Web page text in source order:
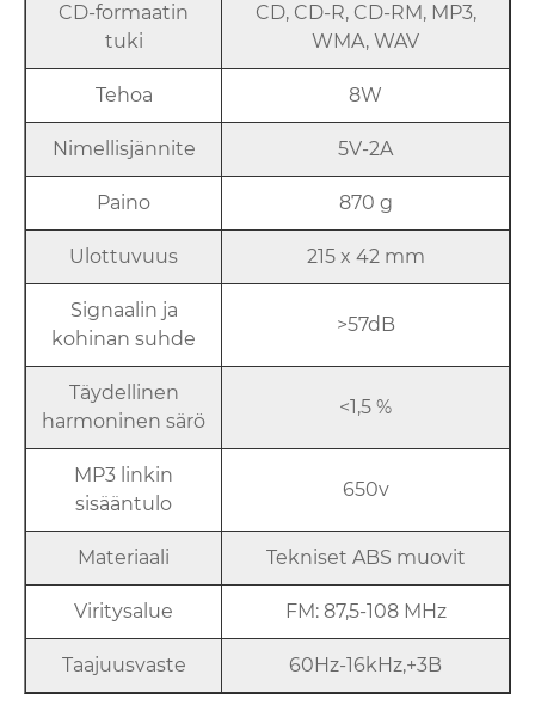
CD-formaatin
tuki
CD, CD-R, CD-RM, MP3,
WMA, WAV
Tehoa 8W
Nimellisjännite 5V-2A
Paino 870 g
Ulottuvuus 215 x 42 mm
Signaalin ja
kohinan suhde
>57dB
Täydellinen
harmoninen särö
<1,5 %
MP3 linkin
sisääntulo
650v
Materiaali Tekniset ABS muovit
Viritysalue FM: 87,5-108 MHz
Taajuusvaste 60Hz-16kHz,+3B